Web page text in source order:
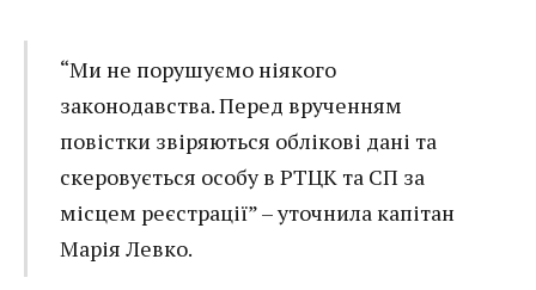
“Ми не порушуємо ніякого
законодавства. Перед врученням
повістки звіряються облікові дані та
скеровується особу в РТЦК та СП за
місцем реєстрації” – уточнила капітан
Марія Левко.